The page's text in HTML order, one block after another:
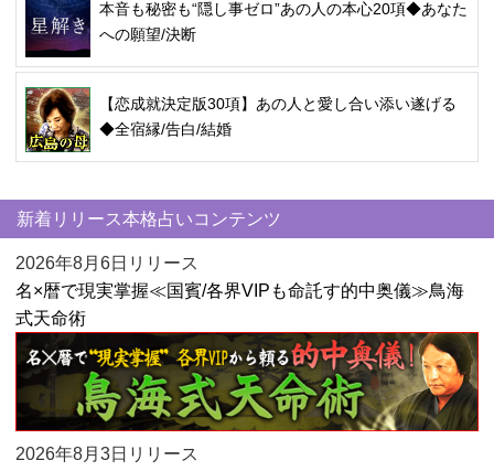
本音も秘密も“隠し事ゼロ”あの人の本心20項◆あなた
への願望/決断
【恋成就決定版30項】あの人と愛し合い添い遂げる
◆全宿縁/告白/結婚
新着リリース本格占いコンテンツ
2026年8月6日リリース
名×暦で現実掌握≪国賓/各界VIPも命託す的中奥儀≫鳥海
式天命術
2026年8月3日リリース